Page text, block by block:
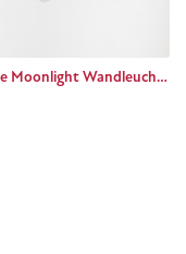
Cadence Moonlight Wandleuchte Basic black